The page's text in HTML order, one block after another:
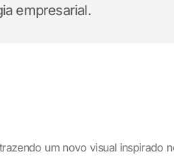
empresarial.
um novo visual inspirado